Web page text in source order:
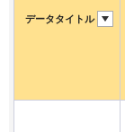
データタイトル